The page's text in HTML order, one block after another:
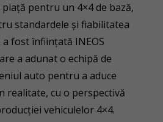
pentru un 4×4 de bază,
standardele și fiabilitatea
fost înființată INEOS
a adunat o echipă de
auto pentru a aduce
realitate, cu o perspectivă
vehiculelor 4×4.